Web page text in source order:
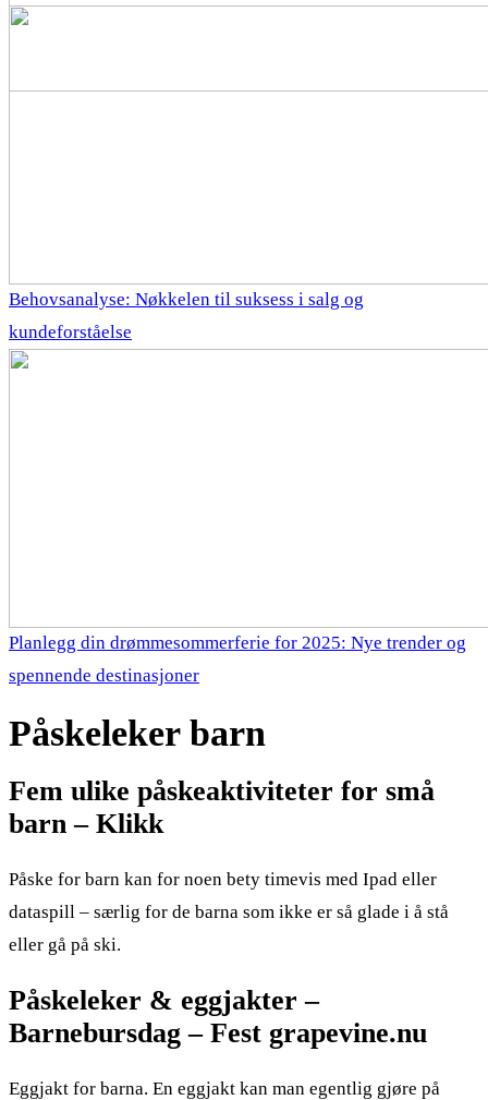
Behovsanalyse: Nøkkelen til suksess i salg og
kundeforståelse
Planlegg din drømmesommerferie for 2025: Nye trender og
spennende destinasjoner
Påskeleker barn
Fem ulike påskeaktiviteter for små
barn – Klikk
Påske for barn kan for noen bety timevis med Ipad eller
dataspill – særlig for de barna som ikke er så glade i å stå
eller gå på ski.
Påskeleker & eggjakter –
Barnebursdag – Fest grapevine.nu
Eggjakt for barna. En eggjakt kan man egentlig gjøre på